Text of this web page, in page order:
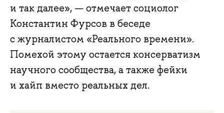
и так далее», — отмечает социолог
Константин Фурсов в беседе
с журналистом «Реального времени».
Помехой этому остается консерватизм
научного сообщества, а также фейки
и хайп вместо реальных дел.